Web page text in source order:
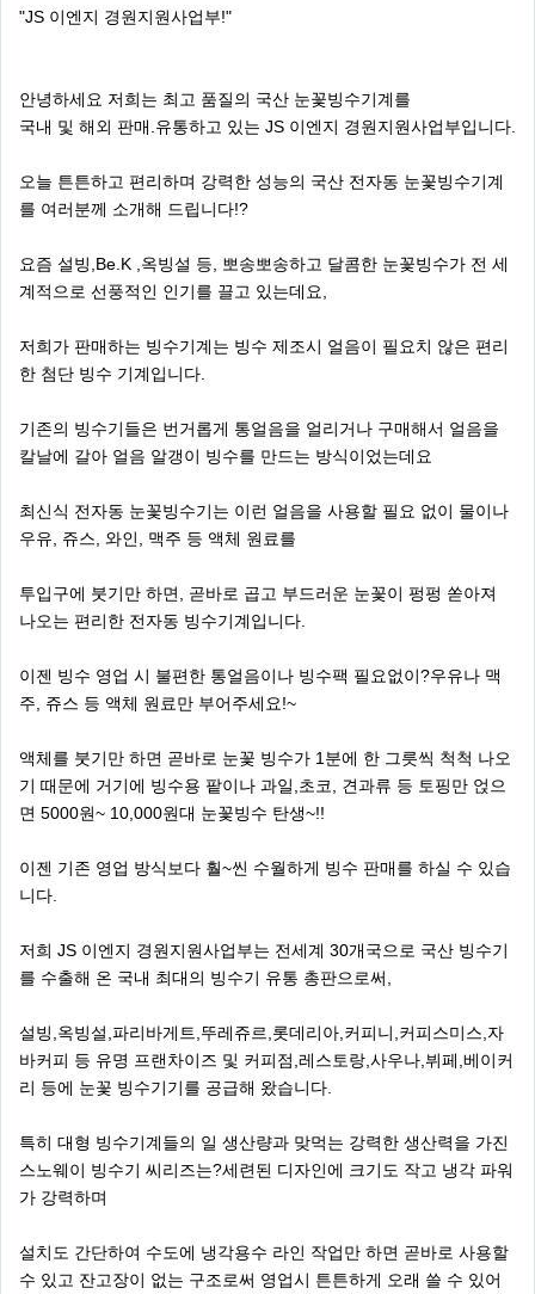
"JS 이엔지 경원지원사업부!"
안녕하세요 저희는 최고 품질의 국산 눈꽃빙수기계를
국내 및 해외 판매.유통하고 있는 JS 이엔지 경원지원사업부입니다.
오늘 튼튼하고 편리하며 강력한 성능의 국산 전자동 눈꽃빙수기계
를 여러분께 소개해 드립니다!?
요즘 설빙,Be.K ,옥빙설 등, 뽀송뽀송하고 달콤한 눈꽃빙수가 전 세
계적으로 선풍적인 인기를 끌고 있는데요,
저희가 판매하는 빙수기계는 빙수 제조시 얼음이 필요치 않은 편리
한 첨단 빙수 기계입니다.
기존의 빙수기들은 번거롭게 통얼음을 얼리거나 구매해서 얼음을
칼날에 갈아 얼음 알갱이 빙수를 만드는 방식이었는데요
최신식 전자동 눈꽃빙수기는 이런 얼음을 사용할 필요 없이 물이나
우유, 쥬스, 와인, 맥주 등 액체 원료를
투입구에 붓기만 하면, 곧바로 곱고 부드러운 눈꽃이 펑펑 쏟아져
나오는 편리한 전자동 빙수기계입니다.
이젠 빙수 영업 시 불편한 통얼음이나 빙수팩 필요없이?우유나 맥
주, 쥬스 등 액체 원료만 부어주세요!~
액체를 붓기만 하면 곧바로 눈꽃 빙수가 1분에 한 그릇씩 척척 나오
기 때문에 거기에 빙수용 팥이나 과일,초코, 견과류 등 토핑만 얹으
면 5000원~ 10,000원대 눈꽃빙수 탄생~!!
이젠 기존 영업 방식보다 훨~씬 수월하게 빙수 판매를 하실 수 있습
니다.
저희 JS 이엔지 경원지원사업부는 전세계 30개국으로 국산 빙수기
를 수출해 온 국내 최대의 빙수기 유통 총판으로써,
설빙,옥빙설,파리바게트,뚜레쥬르,롯데리아,커피니,커피스미스,자
바커피 등 유명 프랜차이즈 및 커피점,레스토랑,사우나,뷔페,베이커
리 등에 눈꽃 빙수기기를 공급해 왔습니다.
특히 대형 빙수기계들의 일 생산량과 맞먹는 강력한 생산력을 가진
스노웨이 빙수기 씨리즈는?세련된 디자인에 크기도 작고 냉각 파워
가 강력하며
설치도 간단하여 수도에 냉각용수 라인 작업만 하면 곧바로 사용할
수 있고 잔고장이 없는 구조로써 영업시 튼튼하게 오래 쓸 수 있어